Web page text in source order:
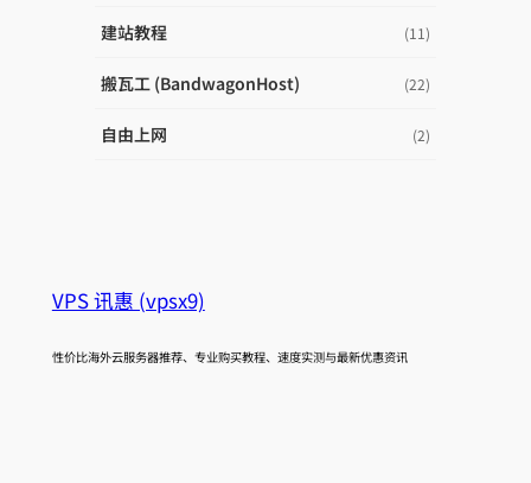
建站教程 (11)
搬瓦工 (BandwagonHost) (22)
自由上网 (2)
VPS 讯惠 (vpsx9)
性价比海外云服务器推荐、专业购买教程、速度实测与最新优惠资讯